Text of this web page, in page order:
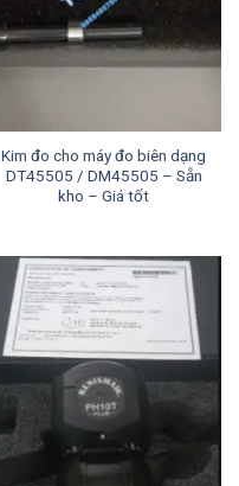
Kim đo cho máy đo biên dạng
DT45505 / DM45505 – Sẵn
kho – Giá tốt